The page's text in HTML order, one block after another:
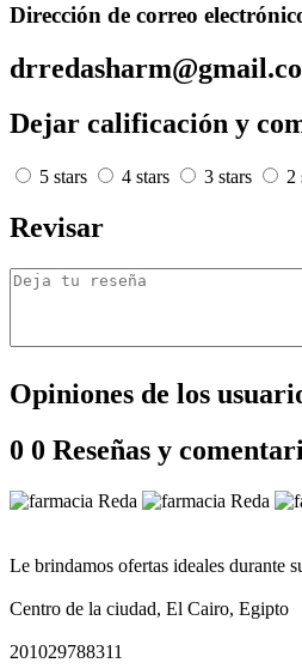
Dirección de correo
Dejar calificación y
5 stars 4 stars 3 stars 2
Revisar
Opiniones de los
0 0 Reseñas y
Le brindamos ofertas ideales durante
Centro de la ciudad, El Cairo, Egipto
201029788311